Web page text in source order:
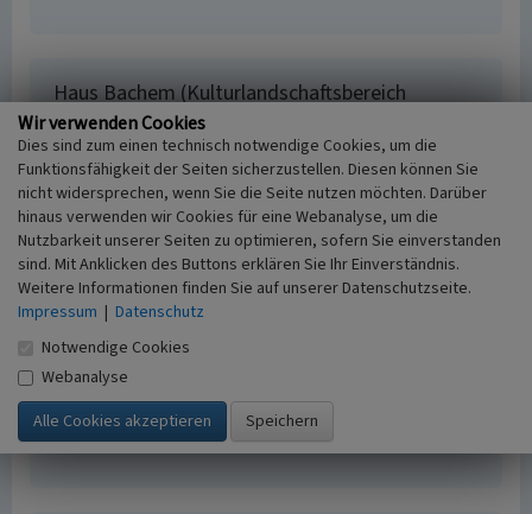
Haus Bachem (Kulturlandschaftsbereich
Regionalplan Köln 151)
Schlagwörter
Kulturlandschaftsbereich Wasserburg Hof
(Landwirtschaft)
Fachsicht(en)
Kulturlandschaftspflege, Denkmalpflege,
Landeskunde, Raumplanung, Archäologie
Erfassungsmaßstab
i.d.R. 1:25.000 (kleiner als 1:20.000)
Erfassungsmethode
Literaturauswertung
Historischer Zeitraum
Beginn 2016
Wir verwenden Cookies
Dies sind zum einen technisch notwendige Cookies, um die
Funktionsfähigkeit der Seiten sicherzustellen. Diesen können Sie
nicht widersprechen, wenn Sie die Seite nutzen möchten. Darüber
hinaus verwenden wir Cookies für eine Webanalyse, um die
Nutzbarkeit unserer Seiten zu optimieren, sofern Sie einverstanden
sind. Mit Anklicken des Buttons erklären Sie Ihr Einverständnis.
Weitere Informationen finden Sie auf unserer Datenschutzseite.
Impressum | Datenschutz
Notwendige Cookies
Webanalyse